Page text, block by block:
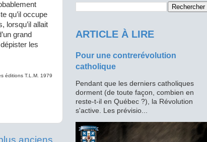
qu’il occupe
lorsqu’il allait
grand
les
éditions T.L.M. 1979
anciens
ARTICLE À LIRE
Pour une contrerévolution
catholique
Pendant que les derniers catholiques
dorment (de toute façon, combien en
reste-t-il en Québec ?), la Révolution
s'active. Les prévisio...